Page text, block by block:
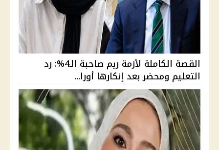
القصة الكاملة لأزمة ريم صاحبة الـ4%: رد
التعليم ومحضر بعد إنكارها أورا...